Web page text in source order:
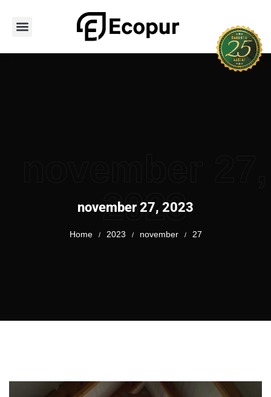
2023
november 27, 2023
Home / 2023 / november / 27